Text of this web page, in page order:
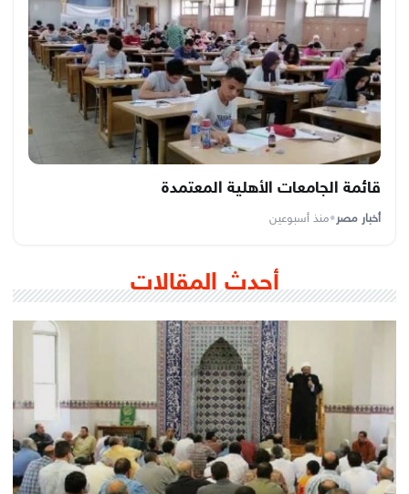
قائمة الجامعات الأهلية المعتمدة
أخبار مصر•منذ أسبوعين
أحدث المقالات